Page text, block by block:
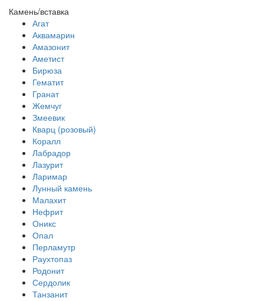
Камень/вставка
Агат
Аквамарин
Амазонит
Аметист
Бирюза
Гематит
Гранат
Жемчуг
Змеевик
Кварц (розовый)
Коралл
Лабрадор
Лазурит
Ларимар
Лунный камень
Малахит
Нефрит
Оникс
Опал
Перламутр
Раухтопаз
Родонит
Сердолик
Танзанит